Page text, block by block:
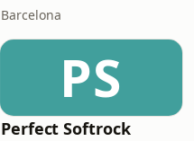
Barcelona
PS
Perfect Softrock